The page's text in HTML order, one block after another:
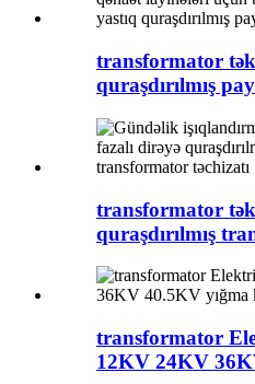
transformator
quraşdırılmış
transformator
quraşdırılmış
transformator
12KV 24KV